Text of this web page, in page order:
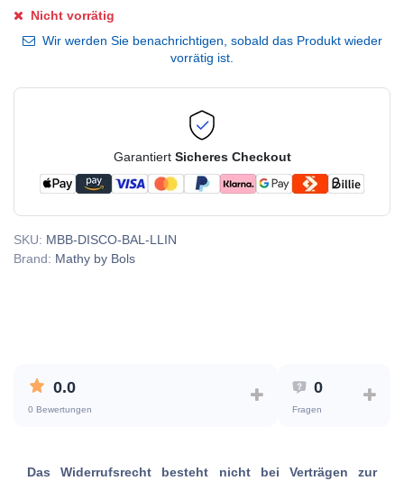
Nicht vorrätig
Wir werden Sie benachrichtigen, sobald das Produkt wieder
vorrätig ist.
Garantiert Sicheres Checkout
SKU: MBB-DISCO-BAL-LLIN
Brand: Mathy by Bols
0.0
0 Bewertungen
0
Fragen
Das Widerrufsrecht besteht nicht bei Verträgen zur